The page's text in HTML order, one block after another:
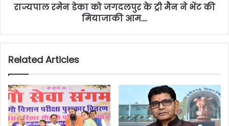
राज्यपाल रमेन डेका को जगदलपुर के ट्री मैन ने भेंट की
मियाजाकी आम….
Related Articles